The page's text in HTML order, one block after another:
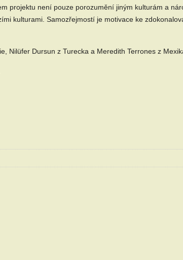
projektu není pouze porozumění jiným kulturám a
kulturami. Samozřejmostí je motivace ke
Nilüfer Dursun z Turecka a Meredith Terrones z